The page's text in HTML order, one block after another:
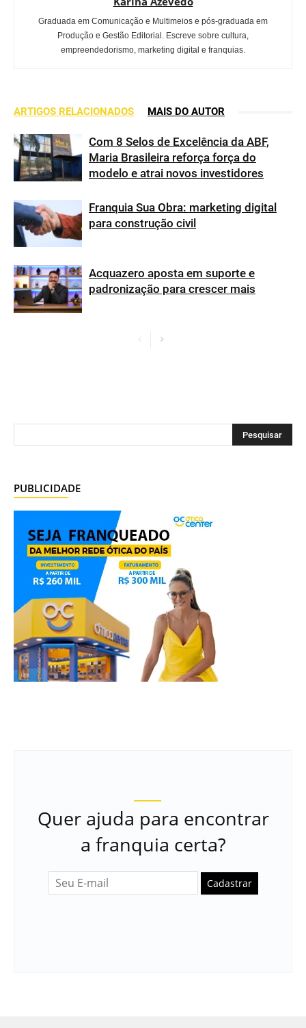
Graduada em Comunicação e Multimeios e pós-graduada em
Produção e Gestão Editorial. Escreve sobre cultura,
empreendedorismo, marketing digital e franquias.
ARTIGOS RELACIONADOS MAIS DO AUTOR
Com 8 Selos de Excelência da ABF,
Maria Brasileira reforça força do
modelo e atrai novos investidores
Franquia Sua Obra: marketing digital
para construção civil
Acquazero aposta em suporte e
padronização para crescer mais
PUBLICIDADE
Quer ajuda para encontrar
a franquia certa?
Cadastrar